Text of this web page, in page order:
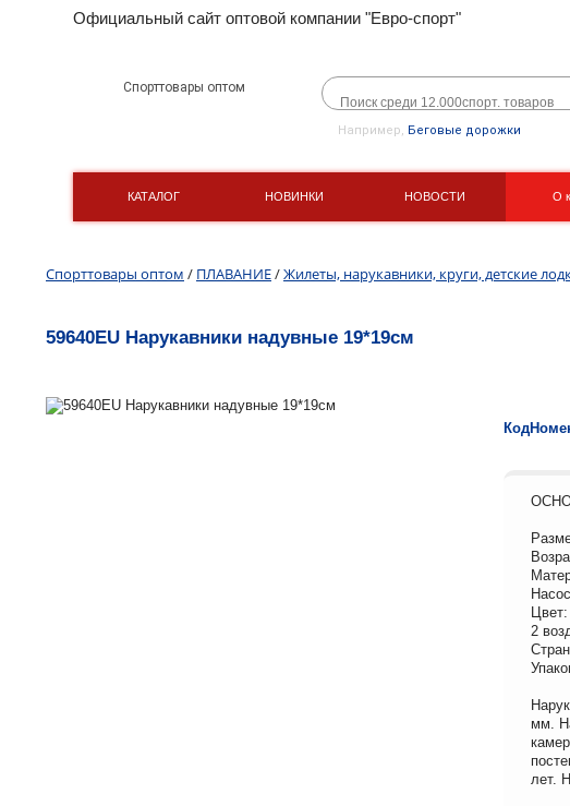
Официальный сайт оптовой компании "Евро-спорт"
Спорттовары оптом
Например, Беговые дорожки
КАТАЛОГ НОВИНКИ НОВОСТИ О
Спорттовары оптом / ПЛАВАНИЕ/Жилеты, нарукавники, круги, детские
59640EU Нарукавники надувные 19*19см
2
мм.
лет.